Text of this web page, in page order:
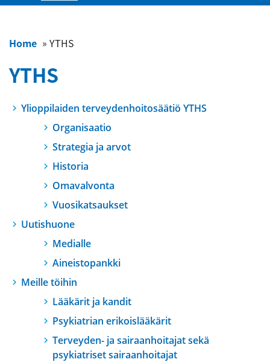
Home » YTHS
YTHS
Ylioppilaiden terveydenhoitosäätiö YTHS
Organisaatio
Strategia ja arvot
Historia
Omavalvonta
Vuosikatsaukset
Uutishuone
Medialle
Aineistopankki
Meille töihin
Lääkärit ja kandit
Psykiatrian erikoislääkärit
Terveyden- ja sairaanhoitajat sekä
psykiatriset sairaanhoitajat